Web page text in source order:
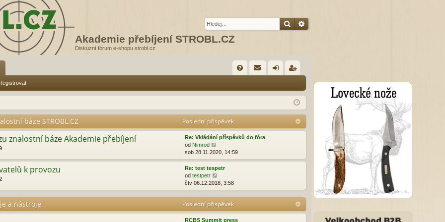
Akademie přebíjení STROBL.CZ
Diskuzní fórum e-shopu strobl.cz
HledatPokročilé hledání
Q lá
se
ist
va
báze STROBL.CZ Poslední příspěvek
znalostní báze Akademie přebíjení
Re: Vkládání příspěvků do fóra
od Nimrod
o
b
r
z
i
t
p
o
s
sob 28.11.2020, 14:59
k provozu
Re: test tespetr
odtestpetr
o
b
r
a
z
i
čtv 06.12.2018, 3:58
a nástroje Poslední příspěvek
RCBS Summit press